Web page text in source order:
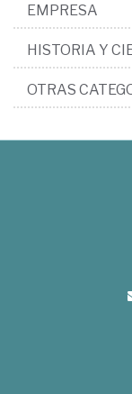
EMPRESA
HISTORIA Y
OTRAS